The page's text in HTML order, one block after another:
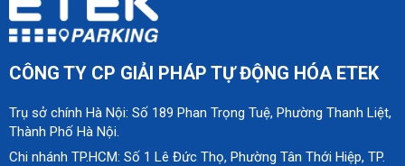
CÔNG TY CP GIẢI PHÁP TỰ ĐỘNG HÓA ETEK
Trụ sở chính Hà Nội: Số 189 Phan Trọng Tuệ, Phường Thanh Liệt,
Thành Phố Hà Nội.
Chi nhánh TP.HCM: Số 1 Lê Đức Thọ, Phường Tân Thới Hiệp, TP.